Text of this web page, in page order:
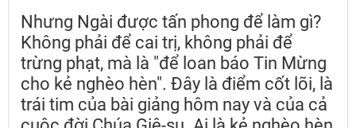
Nhưng Ngài được tấn phong để làm gì?
Không phải để cai trị, không phải để
trừng phạt, mà là "để loan báo Tin Mừng
cho kẻ nghèo hèn". Đây là điểm cốt lõi, là
trái tim của bài giảng hôm nay và của cả